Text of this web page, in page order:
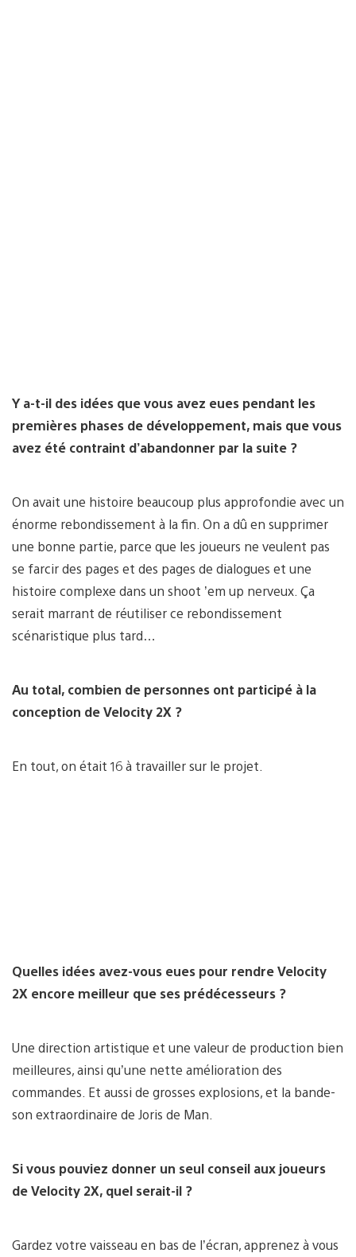
Y a-t-il des idées que vous avez eues pendant les
premières phases de développement, mais que vous
avez été contraint d’abandonner par la suite ?
On avait une histoire beaucoup plus approfondie avec un
énorme rebondissement à la fin. On a dû en supprimer
une bonne partie, parce que les joueurs ne veulent pas
se farcir des pages et des pages de dialogues et une
histoire complexe dans un shoot ’em up nerveux. Ça
serait marrant de réutiliser ce rebondissement
scénaristique plus tard…
Au total, combien de personnes ont participé à la
conception de Velocity 2X ?
En tout, on était 16 à travailler sur le projet.
Quelles idées avez-vous eues pour rendre Velocity
2X encore meilleur que ses prédécesseurs ?
Une direction artistique et une valeur de production bien
meilleures, ainsi qu’une nette amélioration des
commandes. Et aussi de grosses explosions, et la bande-
son extraordinaire de Joris de Man.
Si vous pouviez donner un seul conseil aux joueurs
de Velocity 2X, quel serait-il ?
Gardez votre vaisseau en bas de l’écran, apprenez à vous